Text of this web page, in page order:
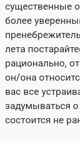
существенные
более
лета
рационально,
он/она
вас все
задумываться
состоится не